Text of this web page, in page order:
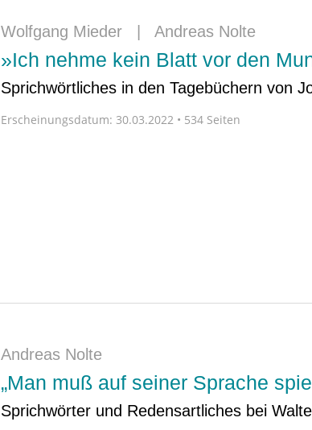
Wolfgang Mieder Andreas Nolte
»Ich nehme kein Blatt vor den
Sprichwörtliches in den Tagebüchern von
Erscheinungsdatum: 30.03.2022 • 534 Seiten
Andreas Nolte
„Man muß auf seiner Sprache
Sprichwörter und Redensartliches bei